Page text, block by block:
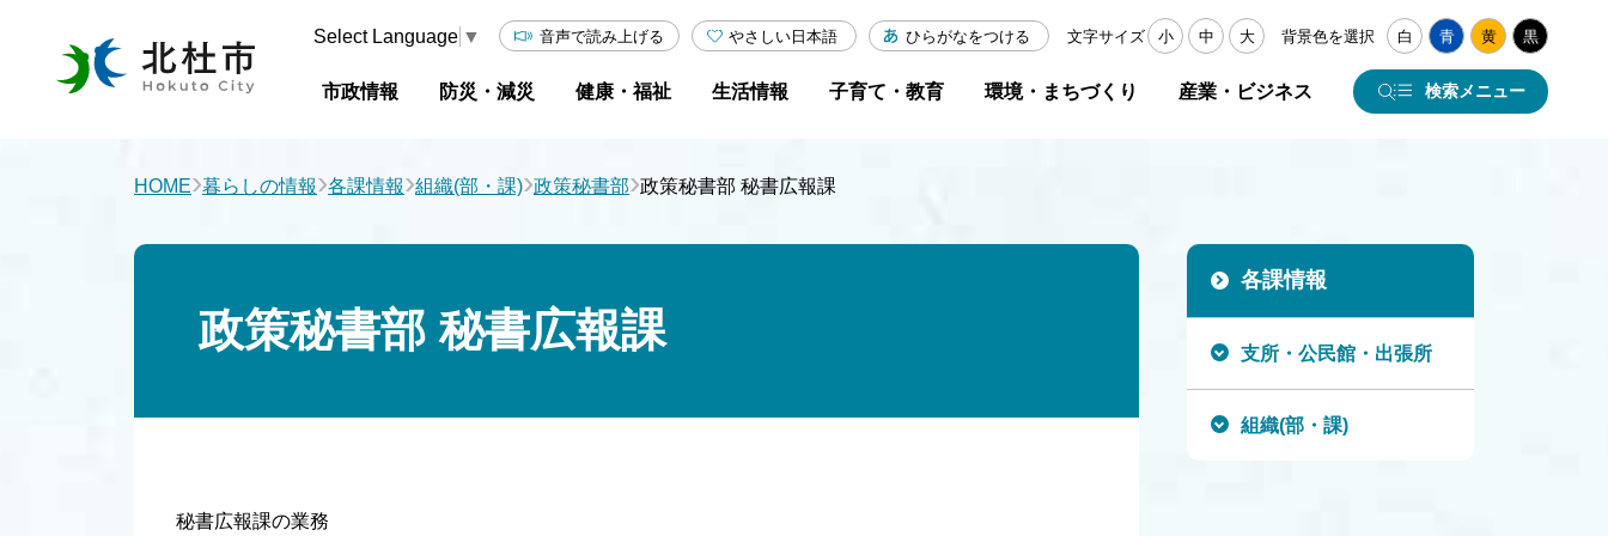
Select Language ▼ 音声で読み上げる やさしい日本語 ひらがなをつける 文字サイズ 小 中 大 背景色を選択 白 青 黄 黒
市政情報 防災・減災 健康・福祉 生活情報 子育て・教育 環境・まちづくり 産業・ビジネス 検索メニュー
HOME›暮らしの情報›各課情報›組織(部・課)›政策秘書部›政策秘書部 秘書広報課
政策秘書部 秘書広報課
秘書広報課の業務
各課情報
支所・公民館・出張所
組織(部・課)